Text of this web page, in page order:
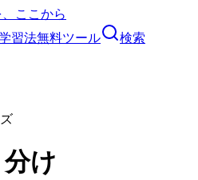
ここから
習法無料ツール 検索
け